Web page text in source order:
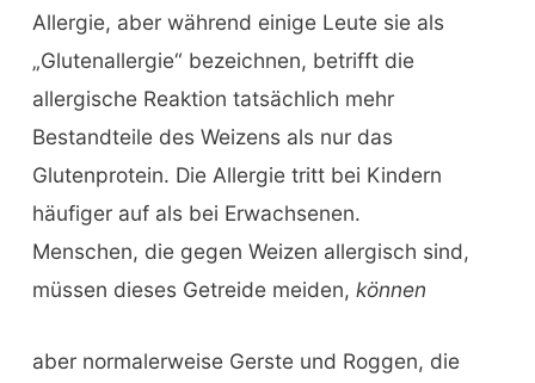
Allergie, aber während einige Leute sie als
„Glutenallergie“ bezeichnen, betrifft die
allergische Reaktion tatsächlich mehr
Bestandteile des Weizens als nur das
Glutenprotein. Die Allergie tritt bei Kindern
häufiger auf als bei Erwachsenen.
Menschen, die gegen Weizen allergisch sind,
müssen dieses Getreide meiden, können
aber normalerweise Gerste und Roggen, die